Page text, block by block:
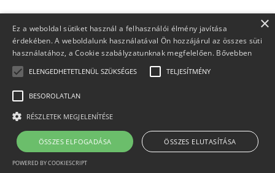
Copyright 2026 Foglaljma.hu - Minden jog fenntartva.
Felelősségkizárás
Partnerek
×
Ez a weboldal sütiket használ a felhasználói élmény javítása
érdekében. A weboldalunk használatával Ön hozzájárul az összes süti
használatához, a Cookie szabályzatunknak megfelelően. Bővebben
ELENGEDHETETLENÜL SZÜKSÉGES TELJESÍTMÉNY
BESOROLATLAN
RÉSZLETEK MEGJELENÍTÉSE
ÖSSZES ELFOGADÁSA ÖSSZES ELUTASÍTÁSA
POWERED BY COOKIESCRIPT